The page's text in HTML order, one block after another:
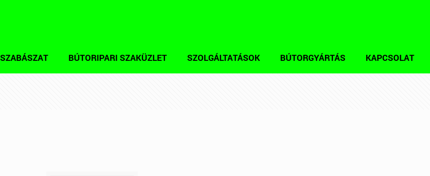
BÚTORIPARI SZAKÜZLET SZOLGÁLTATÁSOK BÚTORGYÁRTÁS KAPCSOLAT